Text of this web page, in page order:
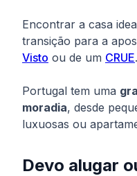
Encontrar a casa
transição para a
Visto ou de um CRUE.
Portugal tem uma
moradia, desde
luxuosas ou
Devo alugar